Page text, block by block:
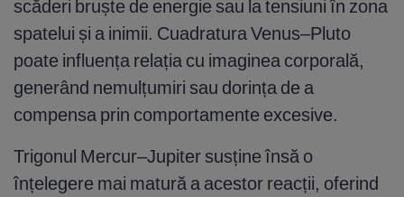
scăderi bruște de energie sau la tensiuni în zona
spatelui și a inimii. Cuadratura Venus–Pluto
poate influența relația cu imaginea corporală,
generând nemulțumiri sau dorința de a
compensa prin comportamente excesive.
Trigonul Mercur–Jupiter susține însă o
înțelegere mai matură a acestor reacții, oferind